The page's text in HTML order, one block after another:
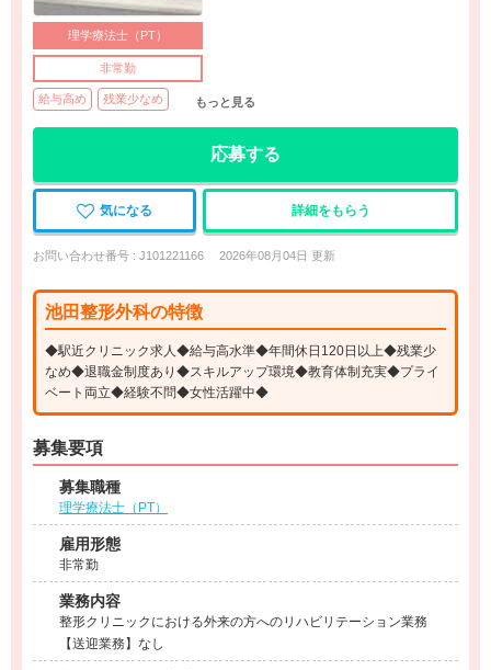
理学療法士（PT）
非常勤
給与高め 残業少なめ もっと見る
応募する
気になる 詳細をもらう
お問い合わせ番号 : J101221166 2026年08月04日 更新
池田整形外科の特徴
◆駅近クリニック求人◆給与高水準◆年間休日120日以上◆残業少
なめ◆退職金制度あり◆スキルアップ環境◆教育体制充実◆プライ
ベート両立◆経験不問◆女性活躍中◆
募集要項
募集職種
理学療法士（PT）
雇用形態
非常勤
業務内容
整形クリニックにおける外来の方へのリハビリテーション業務
【送迎業務】なし